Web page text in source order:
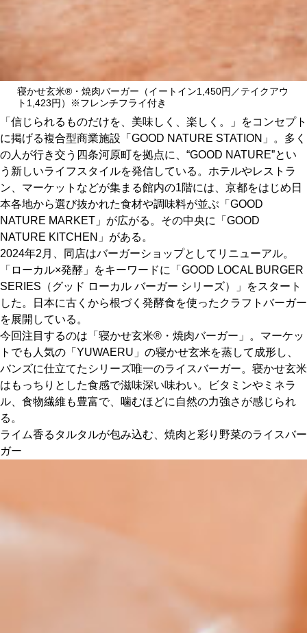
関西で開催。
おすすめの展覧会
おすすめの映画
誠光社で選びました。
おすすめの本
紹介します。
おすすめのイベント
寝かせ玄米®・焼肉バーガー（イートイン1,450円／テイクアウ
ト1,423円）※フレンチフライ付き
「信じられるものだけを、美味しく、楽しく。」をコンセプト
に掲げる複合型商業施設「GOOD NATURE STATION」。多く
の人が行き交う四条河原町を拠点に、“GOOD NATURE”とい
う新しいライフスタイルを発信している。ホテルやレストラ
ン、マーケットなどが集まる館内の1階には、京都をはじめ日
本各地から選び抜かれた食材や調味料が並ぶ「GOOD
NATURE MARKET」が広がる。その中央に「GOOD
NATURE KITCHEN」がある。
2024年2月、同店はバーガーショップとしてリニューアル。
「ローカル×発酵」をキーワードに「GOOD LOCAL BURGER
SERIES（グッド ローカル バーガー シリーズ）」をスタート
した。日本に古くから根づく発酵食を使ったクラフトバーガー
を展開している。
今回注目するのは「寝かせ玄米®・焼肉バーガー」。マーケッ
トでも人気の「YUWAERU」の寝かせ玄米を蒸して成形し、
バンズに仕立てたシリーズ唯一のライスバーガー。寝かせ玄米
はもっちりとした食感で滋味深い味わい。ビタミンやミネラ
ル、食物繊維も豊富で、噛むほどに自然の力強さが感じられ
る。
ライム香るタルタルが包み込む、焼肉と彩り野菜のライスバー
ガー